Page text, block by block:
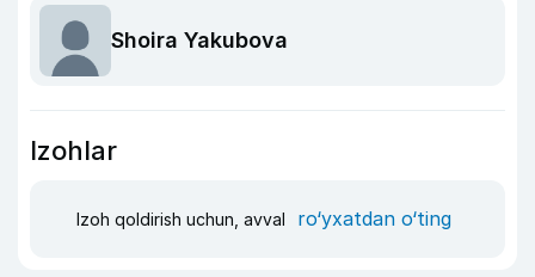
Shoira Yakubova
Izohlar
Izoh qoldirish uchun, avval ro‘yxatdan o‘ting